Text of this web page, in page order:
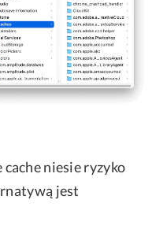
niesie ryzyko
jest